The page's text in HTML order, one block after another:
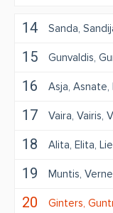
14 Sanda
15 Gunvaldis
16 Asja Asnate
17 Vaira Vairis
18 Alita Elita
19 Muntis
20 Ginters